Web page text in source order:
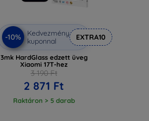
-10%
Kedvezmény
kuponnal
EXTRA10
3mk HardGlass edzett üveg
Xiaomi 17T-hez
3 190 Ft
2 871 Ft
Raktáron > 5 darab